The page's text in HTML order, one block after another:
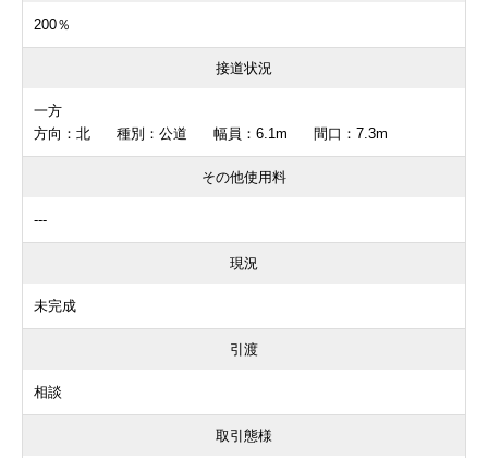
200％
接道状況
一方
方向：北 種別：公道 幅員：6.1m 間口：7.3m
その他使用料
---
現況
未完成
引渡
相談
取引態様